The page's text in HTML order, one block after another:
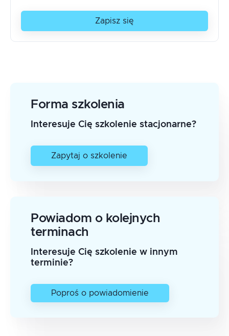
Zapisz się
Forma szkolenia
Interesuje Cię szkolenie stacjonarne?
Zapytaj o szkolenie
Powiadom o kolejnych
terminach
Interesuje Cię szkolenie w innym
terminie?
Poproś o powiadomienie